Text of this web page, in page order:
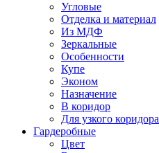
Угловые
Отделка и материал
Из МДФ
Зеркальные
Особенности
Купе
Эконом
Назначение
В коридор
Для узкого коридора
Гардеробные
Цвет